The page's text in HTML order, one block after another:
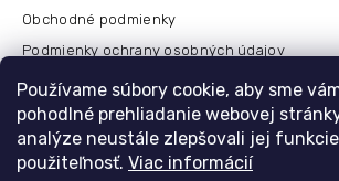
Používame súbory cookie, aby sme
pohodlné prehliadanie webovej
analýze neustále zlepšovali jej
použiteľnosť. Viac informácií
Obchodné podmienky
Podmienky ochrany osobných údajov
Postup vrátenia tovaru
Česko